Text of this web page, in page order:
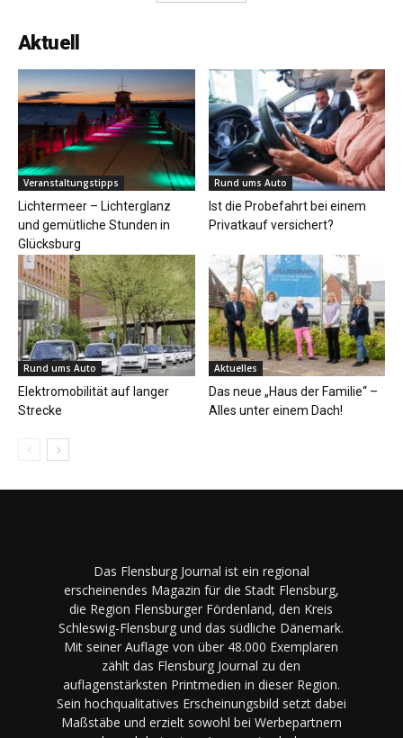
Aktuell
Veranstaltungstipps
Lichtermeer – Lichterglanz
und gemütliche Stunden in
Glücksburg
Rund ums Auto
Ist die Probefahrt bei einem
Privatkauf versichert?
Rund ums Auto
Elektromobilität auf langer
Strecke
Aktuelles
Das neue „Haus der Familie“ –
Alles unter einem Dach!
Das Flensburg Journal ist ein regional
erscheinendes Magazin für die Stadt Flensburg,
die Region Flensburger Fördenland, den Kreis
Schleswig-Flensburg und das südliche Dänemark.
Mit seiner Auflage von über 48.000 Exemplaren
zählt das Flensburg Journal zu den
auflagenstärksten Printmedien in dieser Region.
Sein hochqualitatives Erscheinungsbild setzt dabei
Maßstäbe und erzielt sowohl bei Werbepartnern